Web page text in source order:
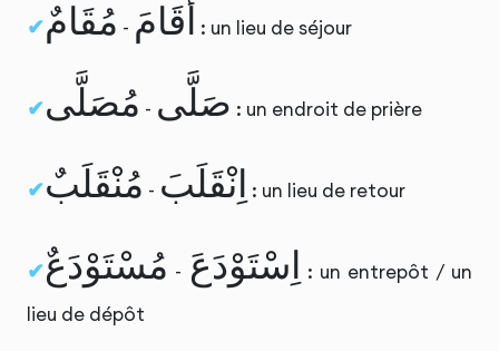
مُقَامٌ - أَقَامَ : un lieu de séjour
مُصَلَّى - صَلَّى : un endroit de prière
مُنْقَلَبٌ - اِنْقَلَبَ : un lieu de retour
مُسْتَوْدَعٌ - اِسْتَوْدَعَ
: un entrepôt / un
lieu de dépôt